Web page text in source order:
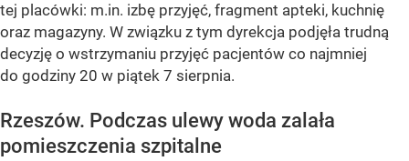
tej placówki: m.in. izbę przyjęć, fragment apteki, kuchnię
oraz magazyny. W związku z tym dyrekcja podjęła trudną
decyzję o wstrzymaniu przyjęć pacjentów co najmniej
do godziny 20 w piątek 7 sierpnia.
Rzeszów. Podczas ulewy woda zalała
pomieszczenia szpitalne